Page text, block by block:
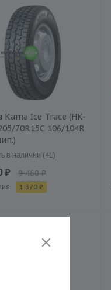
Kama Ice Trace (HK-
70R15C 106/104R
в наличии (41)
₽ 9 460 ₽
1 370 ₽